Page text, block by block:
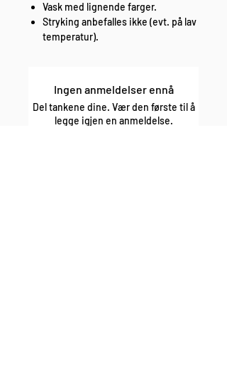
Vask med lignende farger.
Stryking anbefalles ikke (evt. på lav
temperatur).
Ingen anmeldelser ennå
Del tankene dine. Vær den første til å
legge igjen en anmeldelse.